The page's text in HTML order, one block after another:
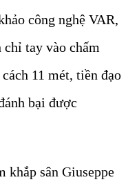
công nghệ VAR,
tay vào chấm
11 mét, tiền đạo
bại được
khắp sân Giuseppe